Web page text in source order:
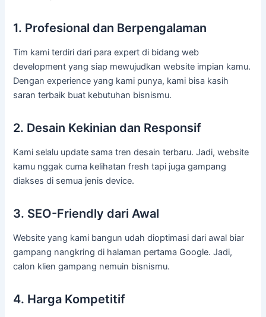
1. Profesional dan Berpengalaman
Tim kami terdiri dari para expert di bidang web
development yang siap mewujudkan website impian kamu.
Dengan experience yang kami punya, kami bisa kasih
saran terbaik buat kebutuhan bisnismu.
2. Desain Kekinian dan Responsif
Kami selalu update sama tren desain terbaru. Jadi, website
kamu nggak cuma kelihatan fresh tapi juga gampang
diakses di semua jenis device.
3. SEO-Friendly dari Awal
Website yang kami bangun udah dioptimasi dari awal biar
gampang nangkring di halaman pertama Google. Jadi,
calon klien gampang nemuin bisnismu.
4. Harga Kompetitif